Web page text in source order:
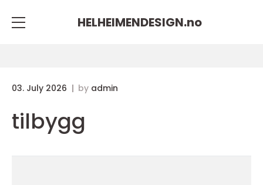
HELHEIMENDESIGN.no
03. July 2026 by admin
tilbygg